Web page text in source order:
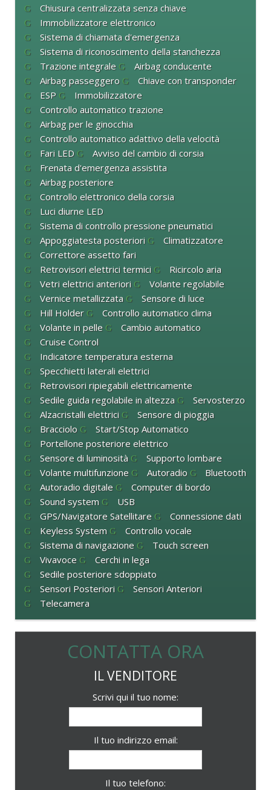
Chiusura centralizzata senza chiave
Immobilizzatore elettronico
Sistema di chiamata d'emergenza
Sistema di riconoscimento della stanchezza
Trazione integrale
Airbag conducente
Airbag passeggero
Chiave con transponder
ESP
Immobilizzatore
Controllo automatico trazione
Airbag per le ginocchia
Controllo automatico adattivo della velocità
Fari LED
Avviso del cambio di corsia
Frenata d'emergenza assistita
Airbag posteriore
Controllo elettronico della corsia
Luci diurne LED
Sistema di controllo pressione pneumatici
Appoggiatesta posteriori
Climatizzatore
Correttore assetto fari
Retrovisori elettrici termici
Ricircolo aria
Vetri elettrici anteriori
Volante regolabile
Vernice metallizzata
Sensore di luce
Hill Holder
Controllo automatico clima
Volante in pelle
Cambio automatico
Cruise Control
Indicatore temperatura esterna
Specchietti laterali elettrici
Retrovisori ripiegabili elettricamente
Sedile guida regolabile in altezza
Servosterzo
Alzacristalli elettrici
Sensore di pioggia
Bracciolo
Start/Stop Automatico
Portellone posteriore elettrico
Sensore di luminosità
Supporto lombare
Volante multifunzione
Autoradio
Bluetooth
Autoradio digitale
Computer di bordo
Sound system
USB
GPS/Navigatore Satellitare
Connessione dati
Keyless System
Controllo vocale
Sistema di navigazione
Touch screen
Vivavoce
Cerchi in lega
Sedile posteriore sdoppiato
Sensori Posteriori
Sensori Anteriori
Telecamera
CONTATTA ORA
IL VENDITORE
Scrivi qui il tuo nome:
Il tuo indirizzo email:
Il tuo telefono: